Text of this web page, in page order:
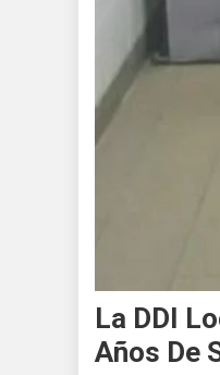
La DDI
Años De